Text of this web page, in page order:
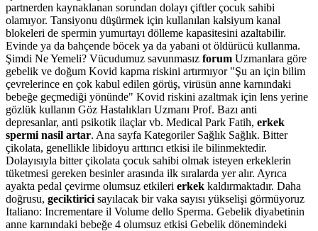
partnerden kaynaklanan sorundan dolayı çiftler çocuk sahibi
olamıyor. Tansiyonu düşürmek için kullanılan kalsiyum kanal
blokeleri de spermin yumurtayı dölleme kapasitesini azaltabilir.
Evinde ya da bahçende böcek ya da yabani ot öldürücü kullanma.
Şimdi Ne Yemeli? Vücudumuz savunmasız forum Uzmanlara göre
gebelik ve doğum Kovid kapma riskini artırmıyor "Şu an için bilim
çevrelerince en çok kabul edilen görüş, virüsün anne karnındaki
bebeğe geçmediği yönünde" Kovid riskini azaltmak için lens yerine
gözlük kullanın Göz Hastalıkları Uzmanı Prof. Bazı anti
depresanlar, anti psikotik ilaçlar vb. Medical Park Fatih, erkek
spermi nasil artar. Ana sayfa Kategoriler Sağlık Sağlık. Bitter
çikolata, genellikle libidoyu arttırıcı etkisi ile bilinmektedir.
Dolayısıyla bitter çikolata çocuk sahibi olmak isteyen erkeklerin
tüketmesi gereken besinler arasında ilk sıralarda yer alır. Ayrıca
ayakta pedal çevirme olumsuz etkileri erkek kaldırmaktadır. Daha
doğrusu, geciktirici sayılacak bir vaka sayısı yükselişi görmüyoruz
Italiano: Incrementare il Volume dello Sperma. Gebelik diyabetinin
anne karnındaki bebeğe 4 olumsuz etkisi Gebelik dönemindeki